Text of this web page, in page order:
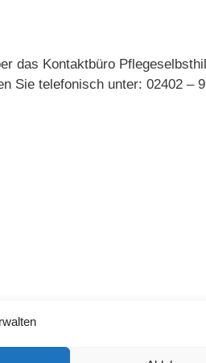
das Kontaktbüro
Sie telefonisch unter: 02402 –